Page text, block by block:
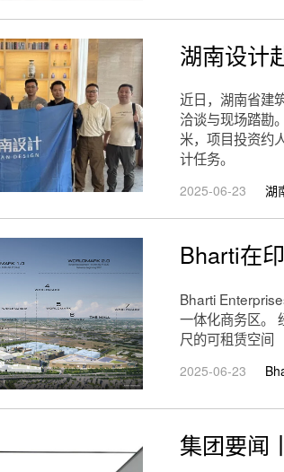
湖南设计
近日，湖南省建
洽谈与现场踏勘
米，项目投资约
计任务。
2025-06-23 湖
Bharti在
Bharti
一体化商务区。
尺的可租赁空间
2025-06-23
集团要闻